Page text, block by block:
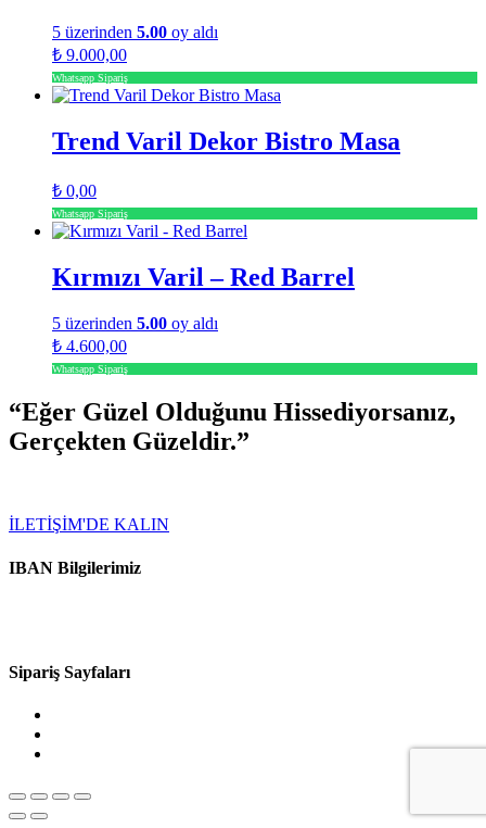
5 üzerinden 5.00 oy aldı
₺ 9.000,00
Whatsapp Sipariş
Trend Varil Dekor Bistro Masa
₺ 0,00
Whatsapp Sipariş
Kırmızı Varil – Red Barrel
5 üzerinden 5.00 oy aldı
₺ 4.600,00
Whatsapp Sipariş
“Eğer Güzel Olduğunu Hissediyorsanız,
Gerçekten Güzeldir.”
İLETİŞİM'DE KALIN
IBAN Bilgilerimiz
Sipariş Sayfaları